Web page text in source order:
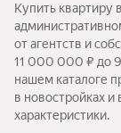
Купить квартиру
от агентств и
11 000 000 ₽ до
нашем каталоге
в новостройках
характеристики.